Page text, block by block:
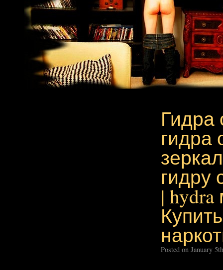
гидра
гидру
| hydra
Posted on January